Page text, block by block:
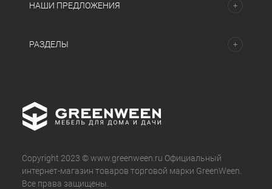
НАШИ ПРЕДЛОЖЕНИЯ
РАЗДЕЛЫ
Copyright 2023 © www.greenween.ru Официальный
интернет-магазин товаров торговой марки GreenWeen.
Все права защищены.